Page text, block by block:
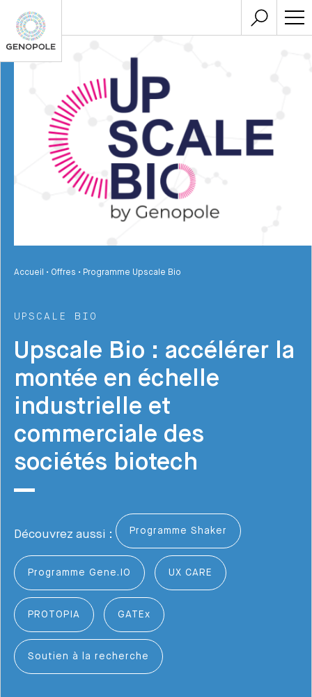
Accueil • Offres • Programme Upscale Bio
UPSCALE BIO
Upscale Bio : accélérer la
montée en échelle
industrielle et
commerciale des
sociétés biotech
Découvrez aussi : Programme Shaker
Programme Gene.IO UX CARE
PROTOPIA GATEx
Soutien à la recherche